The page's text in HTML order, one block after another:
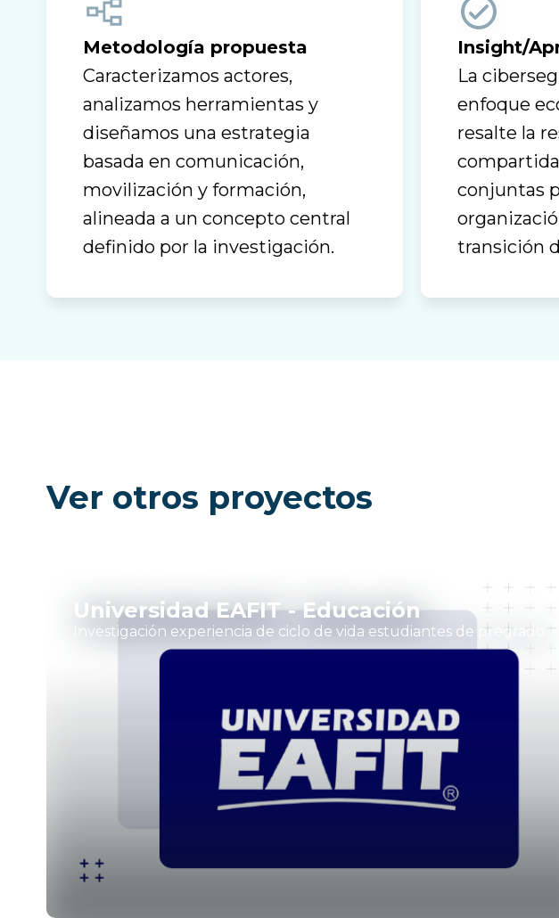
Metodología propuesta
Caracterizamos actores,
analizamos herramientas y
diseñamos una estrategia
basada en comunicación,
movilización y formación,
alineada a un concepto central
definido por la investigación.
Insight/
La
enfoque
resalte la
conjuntas
transición
Ver otros proyectos
Universidad EAFIT - Educación
Investigación experiencia de ciclo de vida estudiantes de pregrado